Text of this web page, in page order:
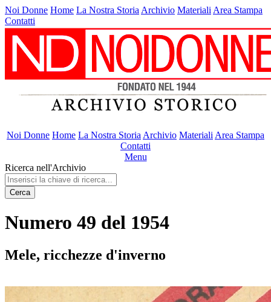
Noi Donne Home La Nostra Storia Archivio Materiali Area Stampa
Contatti
Noi Donne Home La Nostra Storia Archivio Materiali Area Stampa
Contatti
Menu
Ricerca nell'Archivio
Cerca
Numero 49 del 1954
Mele, ricchezze d'inverno